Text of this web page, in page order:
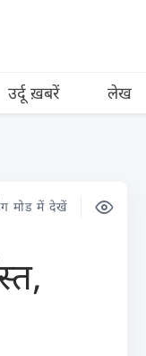
उर्दू ख़बरें लेख
मोड में देखें